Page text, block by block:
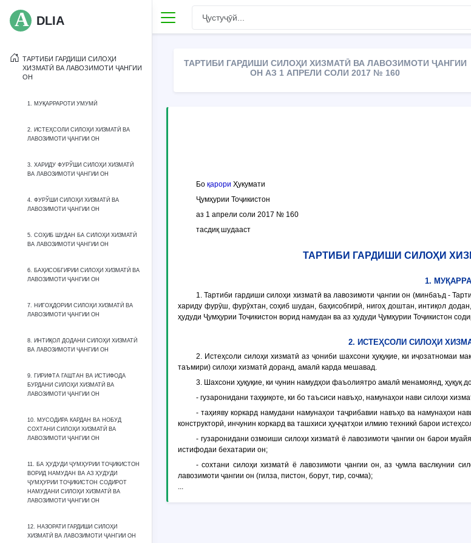
DLIA
ТАРТИБИ ГАРДИШИ СИЛОҲИ
ХИЗМАТӢ ВА ЛАВОЗИМОТИ ҶАНГИИ
ОН
1. МУҚАРРАРОТИ УМУМӢ
2. ИСТЕҲСОЛИ СИЛОҲИ ХИЗМАТӢ ВА
ЛАВОЗИМОТИ ҶАНГИИ ОН
3. ХАРИДУ ФУРЎШИ СИЛОҲИ ХИЗМАТӢ
ВА ЛАВОЗИМОТИ ҶАНГИИ ОН
4. ФУРЎШИ СИЛОҲИ ХИЗМАТӢ ВА
ЛАВОЗИМОТИ ҶАНГИИ ОН
5. СОҲИБ ШУДАН БА СИЛОҲИ ХИЗМАТӢ
ВА ЛАВОЗИМОТИ ҶАНГИИ ОН
6. БАҲИСОБГИРИИ СИЛОҲИ ХИЗМАТӢ ВА
ЛАВОЗИМОТИ ҶАНГИИ ОН
7. НИГОҲДОРИИ СИЛОҲИ ХИЗМАТӢ ВА
ЛАВОЗИМОТИ ҶАНГИИ ОН
8. ИНТИҚОЛ ДОДАНИ СИЛОҲИ ХИЗМАТӢ
ВА ЛАВОЗИМОТИ ҶАНГИИ ОН
9. ГИРИФТА ГАШТАН ВА ИСТИФОДА
БУРДАНИ СИЛОҲИ ХИЗМАТӢ ВА
ЛАВОЗИМОТИ ҶАНГИИ ОН
10. МУСОДИРА КАРДАН ВА НОБУД
СОХТАНИ СИЛОҲИ ХИЗМАТӢ ВА
ЛАВОЗИМОТИ ҶАНГИИ ОН
11. БА ҲУДУДИ ҶУМҲУРИИ ТОҶИКИСТОН
ВОРИД НАМУДАН ВА АЗ ҲУДУДИ
ҶУМҲУРИИ ТОҶИКИСТОН СОДИРОТ
НАМУДАНИ СИЛОҲИ ХИЗМАТӢ ВА
ЛАВОЗИМОТИ ҶАНГИИ ОН
12. НАЗОРАТИ ГАРДИШИ СИЛОҲИ
ХИЗМАТӢ ВА ЛАВОЗИМОТИ ҶАНГИИ ОН
ТАРТИБИ ГАРДИШИ СИЛОҲИ ХИЗМАТӢ ВА ЛАВОЗИМОТИ ҶАНГИИ
ОН АЗ 1 АПРЕЛИ СОЛИ 2017 № 160
Бо қарори Ҳукумати
Ҷумҳурии Тоҷикистон
аз 1 апрели соли 2017 № 160
тасдиқ шудааст
ТАРТИБИ ГАРДИШИ СИЛОҲИ
1.
1. Тартиби гардиши силоҳи хизматӣ ва лавозимоти ҷангии он (минбаъд -
хариду фурӯш, фурӯхтан, соҳиб шудан, баҳисобгирӣ, нигоҳ доштан, интиқол
ҳудуди Ҷумҳурии Тоҷикистон ворид намудан ва аз ҳудуди Ҷумҳурии Тоҷикистон
2. ИСТЕҲСОЛИ СИЛОҲИ
2. Истеҳсоли силоҳи хизматӣ аз ҷониби шахсони ҳуқуқие, ки иҷозатномаи
таъмири) силоҳи хизматӣ доранд, амалӣ карда мешавад.
3. Шахсони ҳуқуқие, ки чунин намудҳои фаъолиятро амалӣ менамоянд, ҳуқуқ
- гузаронидани таҳқиқоте, ки бо таъсиси навъҳо, намунаҳои нави силоҳи
- таҳияву коркард намудани намунаҳои таҷрибавии навъҳо ва намунаҳои
конструкторӣ, инчунин коркард ва ташхиси ҳуҷҷатҳои илмию техникӣ барои
- гузаронидани озмоиши силоҳи хизматӣ ё лавозимоти ҷангии он барои
истифодаи бехатарии он;
- сохтани силоҳи хизматӣ ё лавозимоти ҷангии он, аз ҷумла васлкунии
лавозимоти ҷангии он (гилза, пистон, борут, тир, сочма);
...